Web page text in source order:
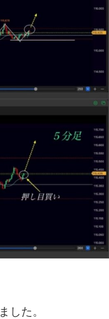
した。